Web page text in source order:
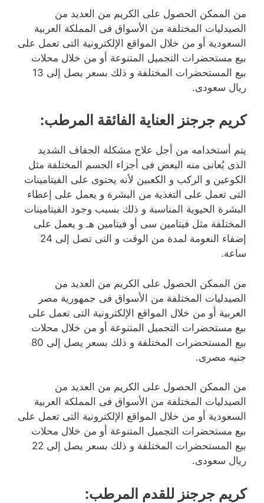
من الممكن الحصول على الكريم من العديد من
الصيدليات المختلفة من الأسواق فى المملكة العربية
السعودية أو من خلال المواقع الإلكترونية التى تعمل على
بيع مستحضرات التجميل المتنوعة أو من خلال محلات
ريال سعودى.
كريم جرجنز العناية الفائقة المرطب:
يتم أستخدامه من أجل علاج مشكلة الجفاف الشديد
الذى يُعانى منه البعض فى أجزاء الجسم المختلفة مثل
الكوعين و الركب و الكعبين لأنه يحتوى على الفيتامينات
التى تعمل على التغذية من البشرة و يعمل على إعطاء
البشرة الحيوية المناسبة و ذلك بسبب وجود الفيتامينات
المختلفة مثل فيتامين سى أو فيتامين هـ و يعمل على
إضفاء النعومة لمدة من الوقت و التى تصل إلى 24
ساعة.
من الممكن الحصول على الكريم من العديد من
الصيدليات المختلفة من الأسواق فى جمهورية مصر
العربية أو من خلال المواقع الإلكترونية التى تعمل على
بيع مستحضرات التجميل المتنوعة أو من خلال محلات
بيع المستحضرات المختلفة و ذلك بسعر يصل إلى 80
جنيه مصرى.
من الممكن الحصول على الكريم من العديد من
الصيدليات المختلفة من الأسواق فى المملكة العربية
السعودية أو من خلال المواقع الإلكترونية التى تعمل على
بيع مستحضرات التجميل المتنوعة أو من خلال محلات
بيع المستحضرات المختلفة و ذلك بسعر يصل إلى 22
ريال سعودى.
كريم جرجنز للقدم المرطب: